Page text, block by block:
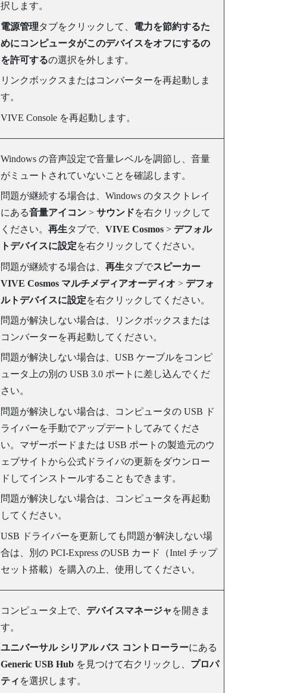
択します。
電源管理タブをクリックして、 電力を節約するた
めにコンピュータがこのデバイスをオフにするの
を許可するの選択を外します。
リンクボックスまたはコンバーターを再起動しま
す。
VIVE Consoleを再起動します。
Windowsの音声設定で音量レベルを調節し、音量
がミュートされていないことを確認します。
問題が継続する場合は、 Windowsのタスクトレイ
にある音量アイコン> サウンドを右クリックして
ください。 再生タブで、 VIVE Cosmos> デフォル
トデバイスに設定を右クリックしてください。
問題が継続する場合は、 再生タブでスピーカー
VIVE Cosmos マルチメディアオーディオ > デフォ
ルトデバイスに設定を右クリックしてください。
問題が解決しない場合は、リンクボックスまたは
コンバーターを再起動してください。
問題が解決しない場合は、USB ケーブルをコンピ
ュータ上の別の USB 3.0 ポートに差し込んでくだ
さい。
問題が解決しない場合は、コンピュータの USB ド
ライバーを手動でアップデートしてみてくださ
い。マザーボードまたは USB ポートの製造元のウ
ェブサイトから公式ドライバの更新をダウンロー
ドしてインストールすることもできます。
問題が解決しない場合は、コンピュータを再起動
してください。
USB ドライバーを更新しても問題が解決しない場
合は、別の PCI-Express のUSB カード（Intel チップ
セット搭載）を購入の上、使用してください。
コンピュータ上で、 デバイスマネージャ を開きま
す。
ユニバーサル シリアル バス コントローラーにある
Generic USB Hubを見つけて右クリックし、 プロパ
ティ を選択します。